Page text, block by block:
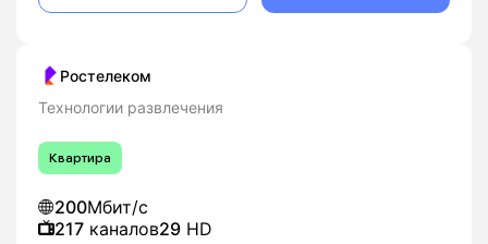
Ростелеком
Технологии развлечения
Квартира
200Мбит/с
217 каналов29 HD